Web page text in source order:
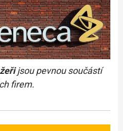
jsou pevnou součástí
firem.